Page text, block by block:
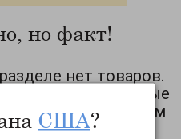
но факт!
нет товаров.
фильтра, которые
Рекомендуем
фильтра!
США?